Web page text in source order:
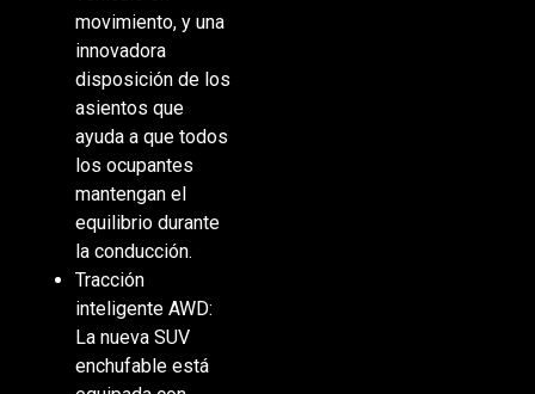
movimiento, y una
innovadora
disposición de los
asientos que
ayuda a que todos
los ocupantes
mantengan el
equilibrio durante
la conducción.
Tracción
inteligente AWD:
La nueva SUV
enchufable está